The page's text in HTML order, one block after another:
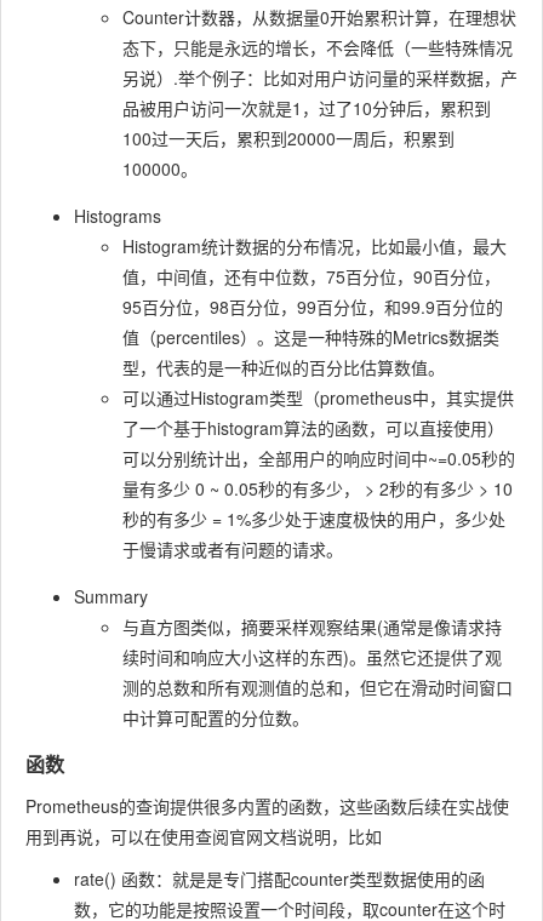
Counter计数器，从数据量0开始累积计算，在理想状
态下，只能是永远的增长，不会降低（一些特殊情况
另说）.举个例子：比如对用户访问量的采样数据，产
品被用户访问一次就是1，过了10分钟后，累积到
100过一天后，累积到20000一周后，积累到
100000。
Histograms
Histogram统计数据的分布情况，比如最小值，最大
值，中间值，还有中位数，75百分位，90百分位，
95百分位，98百分位，99百分位，和99.9百分位的
值（percentiles）。这是一种特殊的Metrics数据类
型，代表的是一种近似的百分比估算数值。
可以通过Histogram类型（prometheus中，其实提供
了一个基于histogram算法的函数，可以直接使用）
可以分别统计出，全部用户的响应时间中~=0.05秒的
量有多少 0 ~ 0.05秒的有多少， > 2秒的有多少 > 10
秒的有多少 = 1%多少处于速度极快的用户，多少处
于慢请求或者有问题的请求。
Summary
与直方图类似，摘要采样观察结果(通常是像请求持
续时间和响应大小这样的东西)。虽然它还提供了观
测的总数和所有观测值的总和，但它在滑动时间窗口
中计算可配置的分位数。
函数
Prometheus的查询提供很多内置的函数，这些函数后续在实战使
用到再说，可以在使用查阅官网文档说明，比如
rate() 函数：就是是专门搭配counter类型数据使⽤的函
数，它的功能是按照设置⼀个时间段，取counter在这个时